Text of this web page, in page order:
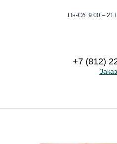
Пн-Сб: 9:00 –
+7 (812)